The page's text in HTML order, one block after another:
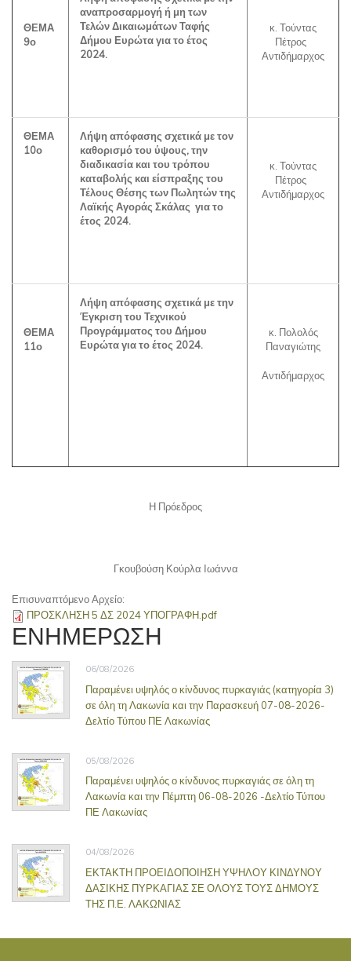
ΘΕΜΑ
9ο
αναπροσαρμογή ή μη των
Τελών Δικαιωμάτων Ταφής
Δήμου Ευρώτα για το έτος
2024.
κ. Τούντας
Πέτρος
Αντιδήμαρχος
ΘΕΜΑ
10ο
Λήψη απόφασης σχετικά με τον
καθορισμότου ύψους, την
διαδικασία και του τρόπου
καταβολής και είσπραξης του
Τέλους Θέσης των Πωλητών της
Λαϊκής Αγοράς Σκάλας για το
έτος 2024.
κ. Τούντας
Πέτρος
Αντιδήμαρχος
ΘΕΜΑ
11ο
Λήψη απόφασης σχετικά με την
Έγκριση του Τεχνικού
Προγράμματος του Δήμου
Ευρώτα για το έτος 2024.
κ. Πολολός
Παναγιώτης
Αντιδήμαρχος
Η Πρόεδρος
Γκουβούση Κούρλα Ιωάννα
Επισυναπτόμενο Αρχείο:
ΠΡΟΣΚΛΗΣΗ 5 ΔΣ 2024 ΥΠΟΓΡΑΦΗ.pdf
ΕΝΗΜΕΡΩΣΗ
06/08/2026
Παραμένει υψηλός ο κίνδυνος πυρκαγιάς (κατηγορία 3)
σε όλη τη Λακωνία και την Παρασκευή 07-08-2026-
Δελτίο Τύπου ΠΕ Λακωνίας
05/08/2026
Παραμένει υψηλός ο κίνδυνος πυρκαγιάς σε όλη τη
Λακωνία και την Πέμπτη 06-08-2026 -Δελτίο Τύπου
ΠΕ Λακωνίας
04/08/2026
ΕΚΤΑΚΤΗ ΠΡΟΕΙΔΟΠΟΙΗΣΗ ΥΨΗΛΟΥ ΚΙΝΔΥΝΟΥ
ΔΑΣΙΚΗΣ ΠΥΡΚΑΓΙΑΣ ΣΕ ΟΛΟΥΣ ΤΟΥΣ ΔΗΜΟΥΣ
ΤΗΣ Π.Ε. ΛΑΚΩΝΙΑΣ